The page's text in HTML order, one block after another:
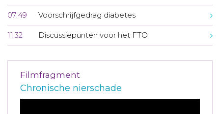
07:49 Voorschrijfgedrag diabetes
11:32 Discussiepunten voor het FTO
Filmfragment
Chronische nierschade